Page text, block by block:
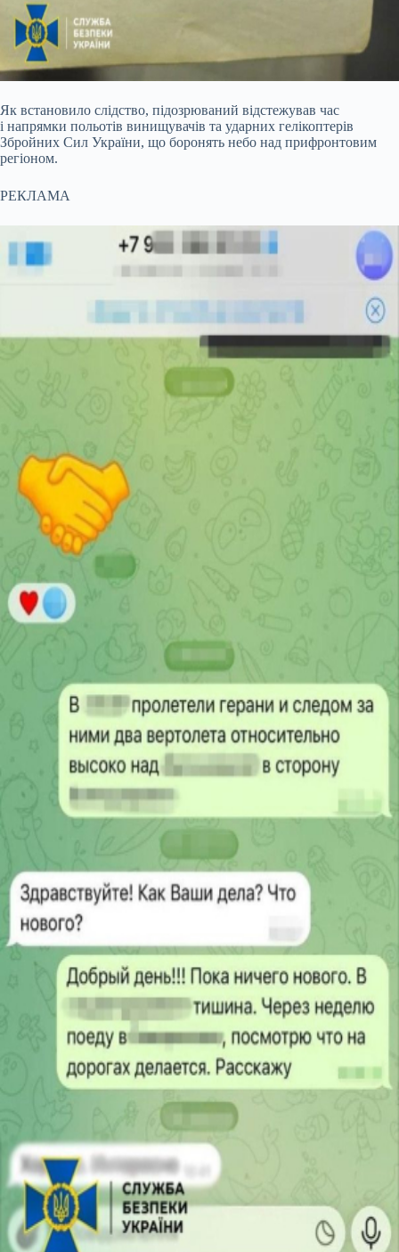
Як встановило слідство, підозрюваний відстежував час
і напрямки польотів винищувачів та ударних гелікоптерів
Збройних Сил України, що боронять небо над прифронтовим
регіоном.
РЕКЛАМА